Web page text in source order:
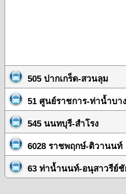
505 ปากเกร็ด-สวนลุม
51 ศูนย์ราชการ-ท่าน้ำบา
545 นนทบุรี-สำโรง
6028 ราชพฤกษ์-ติวานนท์
63 ท่าน้ำนนท์-อนุสาวรีย์ชั